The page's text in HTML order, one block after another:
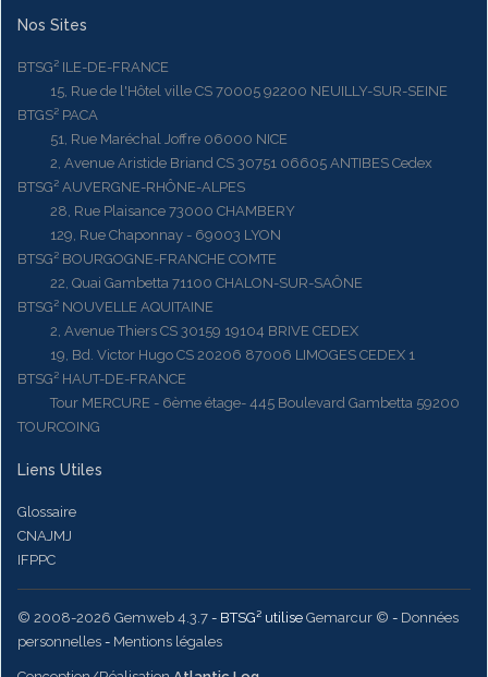
Nos Sites
BTSG² ILE-DE-FRANCE
15, Rue de l'Hôtel ville CS 70005 92200 NEUILLY-SUR-SEINE
BTGS² PACA
51, Rue Maréchal Joffre 06000 NICE
2, Avenue Aristide Briand CS 30751 06605 ANTIBES Cedex
BTSG² AUVERGNE-RHÔNE-ALPES
28, Rue Plaisance 73000 CHAMBERY
129, Rue Chaponnay - 69003 LYON
BTSG² BOURGOGNE-FRANCHE COMTE
22, Quai Gambetta 71100 CHALON-SUR-SAÔNE
BTSG² NOUVELLE AQUITAINE
2, Avenue Thiers CS 30159 19104 BRIVE CEDEX
19, Bd. Victor Hugo CS 20206 87006 LIMOGES CEDEX 1
BTSG² HAUT-DE-FRANCE
Tour MERCURE - 6ème étage- 445 Boulevard Gambetta 59200
TOURCOING
Liens Utiles
Glossaire
CNAJMJ
IFPPC
© 2008-2026 Gemweb 4.3.7 - BTSG² utilise Gemarcur © - Données
personnelles - Mentions légales